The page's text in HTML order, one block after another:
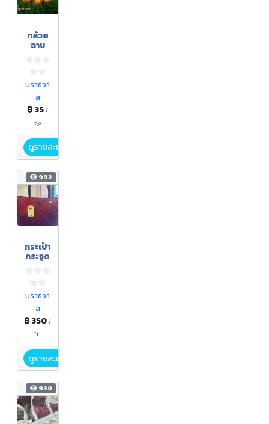
กล้วย
ฉาบ
นราธิวา
ส
฿ 35/
ถุง
ดูรายละเอียด
992
กระเป๋า
กระจูด
นราธิวา
ส
฿ 350/
ใบ
ดูรายละเอียด
930